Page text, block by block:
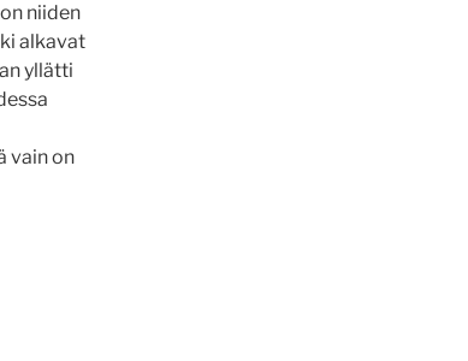
niiden
alkavat
yllätti
vain on